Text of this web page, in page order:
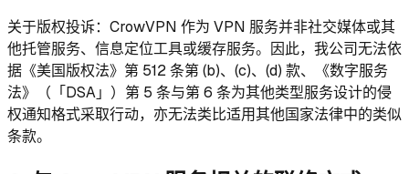
关于版权投诉：CrowVPN 作为 VPN 服务并非社交媒体或其
他托管服务、信息定位工具或缓存服务。因此，我公司无法依
据《美国版权法》第 512 条第 (b)、(c)、(d) 款、《数字服务
法》（「DSA」）第 5 条与第 6 条为其他类型服务设计的侵
权通知格式采取行动，亦无法类比适用其他国家法律中的类似
条款。